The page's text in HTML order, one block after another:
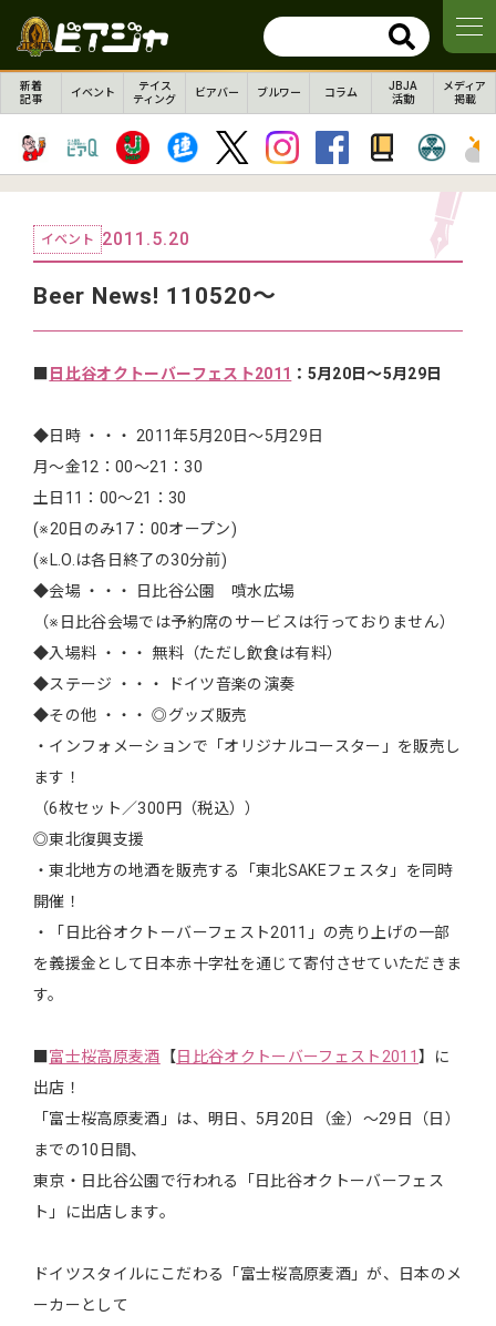
新着
記事
イベント
テイス
ティング
ビアバー ブルワー コラム
JBJA
活動
メディア
掲載
イベント 2011.5.20
Beer News! 110520〜
日比谷オクトーバーフェスト2011 ：5月20日〜5月29日
◆日時 ・・・ 2011年5月20日〜5月29日
月〜金12：00〜21：30
土日11：00〜21：30
(※20日のみ17：00オープン)
(※L.O.は各日終了の30分前)
◆会場 ・・・ 日比谷公園 噴水広場
（※日比谷会場では予約席のサービスは行っておりません）
◆入場料 ・・・ 無料（ただし飲食は有料）
◆ステージ ・・・ ドイツ音楽の演奏
◆その他 ・・・ ◎グッズ販売
・インフォメーションで「オリジナルコースター」を販売し
ます！
（6枚セット／300円（税込））
◎東北復興支援
・東北地方の地酒を販売する「東北SAKEフェスタ」を同時
開催！
・「日比谷オクトーバーフェスト2011」の売り上げの一部
を義援金として日本赤十字社を通じて寄付させていただきま
す。
富士桜高原麦酒 【 日比谷オクトーバーフェスト2011 】に
出店！
「富士桜高原麦酒」は、明日、5月20日（金）〜29日（日）
までの10日間、
東京・日比谷公園で行われる「日比谷オクトーバーフェス
ト」に出店します。
ドイツスタイルにこだわる「富士桜高原麦酒」が、日本のメ
ーカーとして